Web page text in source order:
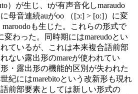
）が生じ、tが有声音化しmaraudo
母音連続auがoo （[ɔ:] > [o:]）に変
maroodoも生じた。これらの形式で
変わった。同時期にはmareudoとい
ているが、これは本来複合語前部
ない露出形のmareが使われてい
・露出形の機能的区別が失われた
紀にはmarebitoという改新形も現れ
前部要素としては新しい形式の